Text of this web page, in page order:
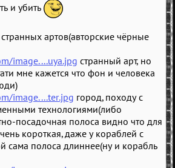
и убить
артов(авторские чёрные
image....uya.jpg странный арт, но
мне кажется что фон и человека
image....ter.jpg город, походу с
технологиями(либо
посадочная полоса видно что для
короткая, даже у кораблей с
сама полоса длиннее(ну и корабль